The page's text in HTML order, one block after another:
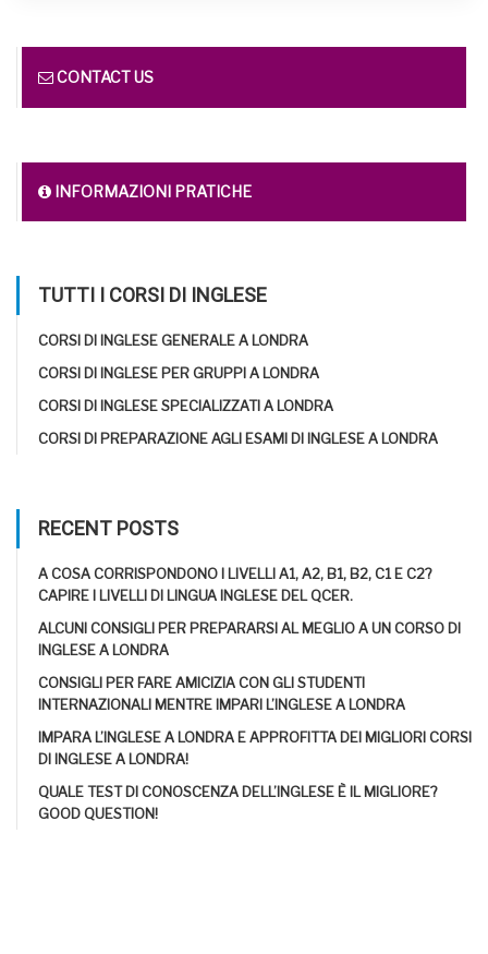
CONTACT US
INFORMAZIONI PRATICHE
TUTTI I CORSI DI INGLESE
CORSI DI INGLESE GENERALE A LONDRA
CORSI DI INGLESE PER GRUPPI A LONDRA
CORSI DI INGLESE SPECIALIZZATI A LONDRA
CORSI DI PREPARAZIONE AGLI ESAMI DI INGLESE A LONDRA
RECENT POSTS
A COSA CORRISPONDONO I LIVELLI A1, A2, B1, B2, C1 E C2?
CAPIRE I LIVELLI DI LINGUA INGLESE DEL QCER.
ALCUNI CONSIGLI PER PREPARARSI AL MEGLIO A UN CORSO DI
INGLESE A LONDRA
CONSIGLI PER FARE AMICIZIA CON GLI STUDENTI
INTERNAZIONALI MENTRE IMPARI L’INGLESE A LONDRA
IMPARA L’INGLESE A LONDRA E APPROFITTA DEI MIGLIORI CORSI
DI INGLESE A LONDRA!
QUALE TEST DI CONOSCENZA DELL’INGLESE È IL MIGLIORE?
GOOD QUESTION!